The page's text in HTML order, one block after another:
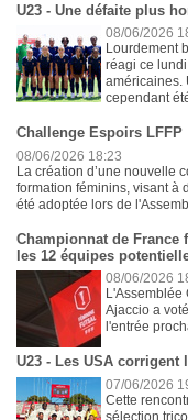
U23 - Une défaite plus
08/06/2026
Lourdement
réagi ce
américaines.
cependant
Challenge Espoirs
08/06/2026 18:23
La création d’une nouvelle
formation féminins, visant à
été adoptée lors de
Championnat de France
les 12 équipes
08/06/2026
L'Assemblée
Ajaccio a
l'entrée
U23 - Les USA corrigent
07/06/2026
Cette
sélection